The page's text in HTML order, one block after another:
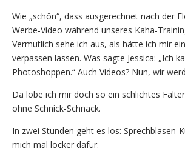
Wie „schön“, dass ausgerechnet nach der
Werbe-Video während unseres Kaha-
Vermutlich sehe ich aus, als hätte ich mir
verpassen lassen. Was sagte Jessica: „Ich
Photoshoppen.“ Auch Videos? Nun, wir
Da lobe ich mir doch so ein schlichtes
ohne Schnick-Schnack.
In zwei Stunden geht es los: Sprechblasen-
mich mal locker dafür.